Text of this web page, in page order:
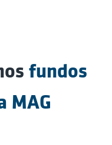
fundos
MAG